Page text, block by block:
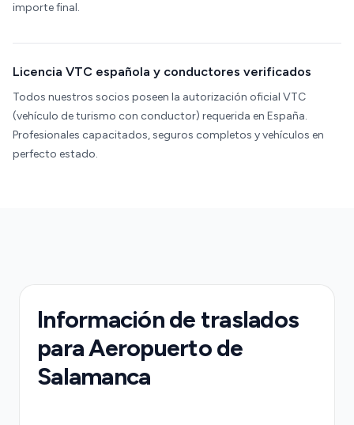
importe final.
Licencia VTC española y conductores verificados
Todos nuestros socios poseen la autorización oficial VTC
(vehículo de turismo con conductor) requerida en España.
Profesionales capacitados, seguros completos y vehículos en
perfecto estado.
Información de traslados
para Aeropuerto de
Salamanca